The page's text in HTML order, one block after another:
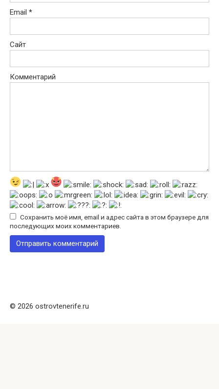
Email *
Сайт
Комментарий
Сохранить моё имя, email и адрес сайта в этом браузере для
последующих моих комментариев.
© 2026 ostrovtenerife.ru